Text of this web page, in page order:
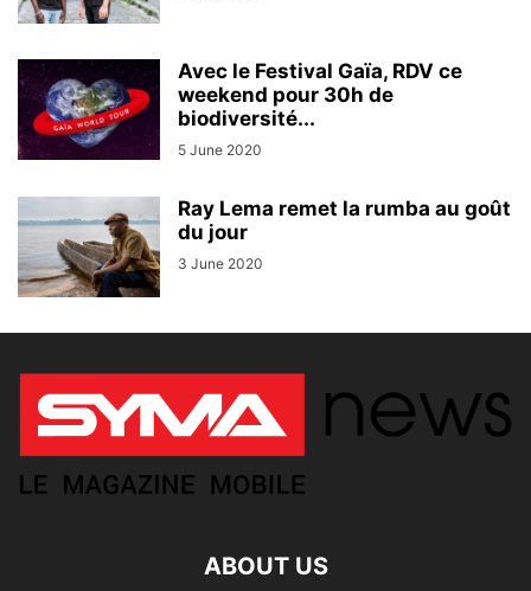
Avec le Festival Gaïa, RDV ce
weekend pour 30h de
biodiversité...
5 June 2020
Ray Lema remet la rumba au goût
du jour
3 June 2020
ABOUT US